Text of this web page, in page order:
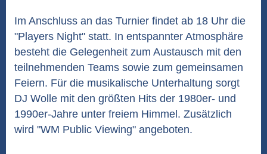
Im Anschluss an das Turnier findet ab 18 Uhr die
"Players Night" statt. In entspannter Atmosphäre
besteht die Gelegenheit zum Austausch mit den
teilnehmenden Teams sowie zum gemeinsamen
Feiern. Für die musikalische Unterhaltung sorgt
DJ Wolle mit den größten Hits der 1980er- und
1990er-Jahre unter freiem Himmel. Zusätzlich
wird "WM Public Viewing" angeboten.